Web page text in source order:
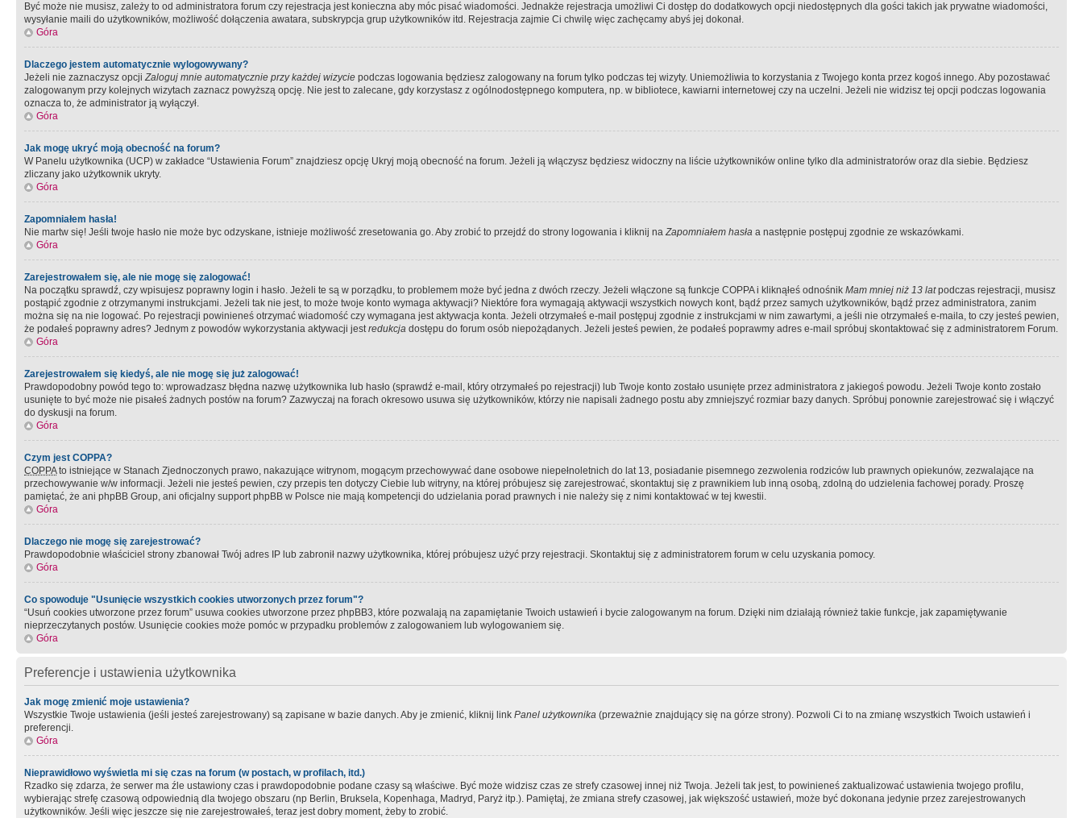
Być może nie musisz, zależy to od administratora forum czy rejestracja jest konieczna aby móc pisać wiadomości. Jednakże rejestracja umożliwi Ci dostęp do dodatkowych opcji niedostępnych dla gości takich jak prywatne wiadomości,
wysyłanie maili do użytkowników, możliwość dołączenia awatara, subskrypcja grup użytkowników itd. Rejestracja zajmie Ci chwilę więc zachęcamy abyś jej dokonał.
Góra
Dlaczego jestem automatycznie wylogowywany?
Jeżeli nie zaznaczysz opcjiZaloguj mnie automatycznie przy każdej wizycie podczas logowania będziesz zalogowany na forum tylko podczas tej wizyty. Uniemożliwia to korzystania z Twojego konta przez kogoś innego. Aby pozostawać
zalogowanym przy kolejnych wizytach zaznacz powyższą opcję. Nie jest to zalecane, gdy korzystasz z ogólnodostępnego komputera, np. w bibliotece, kawiarni internetowej czy na uczelni. Jeżeli nie widzisz tej opcji podczas logowania
oznacza to, że administrator ją wyłączył.
Góra
Jak mogę ukryć moją obecność na forum?
W Panelu użytkownika (UCP) w zakładce “Ustawienia Forum” znajdziesz opcję Ukryj moją obecność na forum. Jeżeli ją włączysz będziesz widoczny na liście użytkowników online tylko dla administratorów oraz dla siebie. Będziesz
zliczany jako użytkownik ukryty.
Góra
Zapomniałem hasła!
Nie martw się! Jeśli twoje hasło nie może byc odzyskane, istnieje możliwość zresetowania go. Aby zrobić to przejdź do strony logowania i kliknij naZapomniałem hasła a następnie postępuj zgodnie ze wskazówkami.
Góra
Zarejestrowałem się, ale nie mogę się zalogować!
Na początku sprawdź, czy wpisujesz poprawny login i hasło. Jeżeli te są w porządku, to problemem może być jedna z dwóch rzeczy. Jeżeli włączone są funkcje COPPA i kliknąłeś odnośnik Mam mniej niż 13 latpodczas rejestracji, musisz
postąpić zgodnie z otrzymanymi instrukcjami. Jeżeli tak nie jest, to może twoje konto wymaga aktywacji? Niektóre fora wymagają aktywacji wszystkich nowych kont, bądź przez samych użytkowników, bądź przez administratora, zanim
można się na nie logować. Po rejestracji powinieneś otrzymać wiadomość czy wymagana jest aktywacja konta. Jeżeli otrzymałeś e-mail postępuj zgodnie z instrukcjami w nim zawartymi, a jeśli nie otrzymałeś e-maila, to czy jesteś pewien,
że podałeś poprawny adres? Jednym z powodów wykorzystania aktywacji jestredukcja dostępu do forum osób niepożądanych. Jeżeli jesteś pewien, że podałeś poprawmy adres e-mail spróbuj skontaktować się z administratorem Forum.
Góra
Zarejestrowałem się kiedyś, ale nie mogę się już zalogować!
Prawdopodobny powód tego to: wprowadzasz błędna nazwę użytkownika lub hasło (sprawdź e-mail, który otrzymałeś po rejestracji) lub Twoje konto zostało usunięte przez administratora z jakiegoś powodu. Jeżeli Twoje konto zostało
usunięte to być może nie pisałeś żadnych postów na forum? Zazwyczaj na forach okresowo usuwa się użytkowników, którzy nie napisali żadnego postu aby zmniejszyć rozmiar bazy danych. Spróbuj ponownie zarejestrować się i włączyć
do dyskusji na forum.
Góra
Czym jest COPPA?
COPPAto istniejące w Stanach Zjednoczonych prawo, nakazujące witrynom, mogącym przechowywać dane osobowe niepełnoletnich do lat 13, posiadanie pisemnego zezwolenia rodziców lub prawnych opiekunów, zezwalające na
przechowywanie w/w informacji. Jeżeli nie jesteś pewien, czy przepis ten dotyczy Ciebie lub witryny, na której próbujesz się zarejestrować, skontaktuj się z prawnikiem lub inną osobą, zdolną do udzielenia fachowej porady. Proszę
pamiętać, że ani phpBB Group, ani oficjalny support phpBB w Polsce nie mają kompetencji do udzielania porad prawnych i nie należy się z nimi kontaktować w tej kwestii.
Góra
Dlaczego nie mogę się zarejestrować?
Prawdopodobnie właściciel strony zbanował Twój adres IP lub zabronił nazwy użytkownika, której próbujesz użyć przy rejestracji. Skontaktuj się z administratorem forum w celu uzyskania pomocy.
Góra
Co spowoduje "Usunięcie wszystkich cookies utworzonych przez forum"?
“Usuń cookies utworzone przez forum” usuwa cookies utworzone przez phpBB3, które pozwalają na zapamiętanie Twoich ustawień i bycie zalogowanym na forum. Dzięki nim działają również takie funkcje, jak zapamiętywanie
nieprzeczytanych postów. Usunięcie cookies może pomóc w przypadku problemów z zalogowaniem lub wylogowaniem się.
Góra
Preferencje i ustawienia użytkownika
Jak mogę zmienić moje ustawienia?
Wszystkie Twoje ustawienia (jeśli jesteś zarejestrowany) są zapisane w bazie danych. Aby je zmienić, kliknij link Panel użytkownika (przeważnie znajdujący się na górze strony). Pozwoli Ci to na zmianę wszystkich Twoich ustawień i
preferencji.
Góra
Nieprawidłowo wyświetla mi się czas na forum (w postach, w profilach, itd.)
Rzadko się zdarza, że serwer ma źle ustawiony czas i prawdopodobnie podane czasy są właściwe. Być może widzisz czas ze strefy czasowej innej niż Twoja. Jeżeli tak jest, to powinieneś zaktualizować ustawienia twojego profilu,
wybierając strefę czasową odpowiednią dla twojego obszaru (np Berlin, Bruksela, Kopenhaga, Madryd, Paryż itp.). Pamiętaj, że zmiana strefy czasowej, jak większość ustawień, może być dokonana jedynie przez zarejestrowanych
użytkowników. Jeśli więc jeszcze się nie zarejestrowałeś, teraz jest dobry moment, żeby to zrobić.